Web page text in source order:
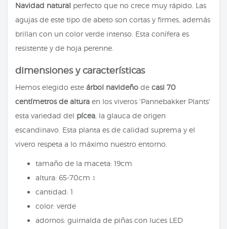
Navidad natural perfecto que no crece muy rápido. Las
agujas de este tipo de abeto son cortas y firmes, además
brillan con un color verde intenso. Esta conífera es
resistente y de hoja perenne.
dimensiones y características
Hemos elegido este árbol navideño de casi 70
centímetros de altura en los viveros 'Pannebakker Plants'
esta variedad del pícea , la glauca de origen
escandinavo. Esta planta es de calidad suprema y el
vivero respeta a lo máximo nuestro entorno.
tamaño de la maceta: 19cm
altura: 65-70cm ↕
cantidad: 1
color: verde
adornos: guirnalda de piñas con luces LED